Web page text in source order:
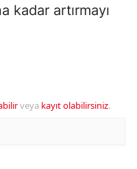
kadar artırmayı
veya kayıt olabilirsiniz.